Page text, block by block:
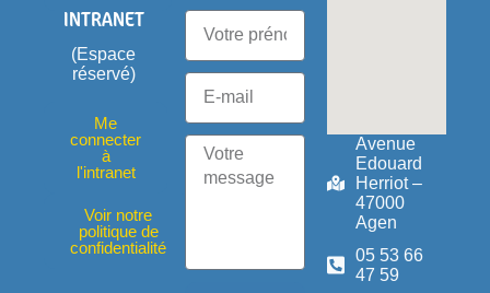
INTRANET
(Espace
réservé)
Me
connecter
à
l'intranet
Voir notre
politique de
confidentialité
Avenue
Edouard
Herriot –
47000
Agen
05 53 66
47 59